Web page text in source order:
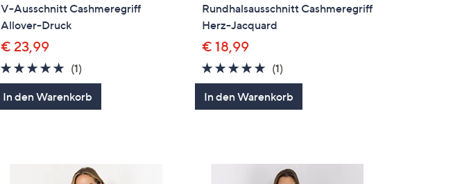
V-Ausschnitt Cashmeregriff
Allover-Druck
€ 23,99
5.0
von
5
(1)
Bewertungen
In den Warenkorb
Rundhalsausschnitt Cashmeregriff
Herz-Jacquard
€ 18,99
5.0
von
5
(1)
Bewertungen
In den Warenkorb